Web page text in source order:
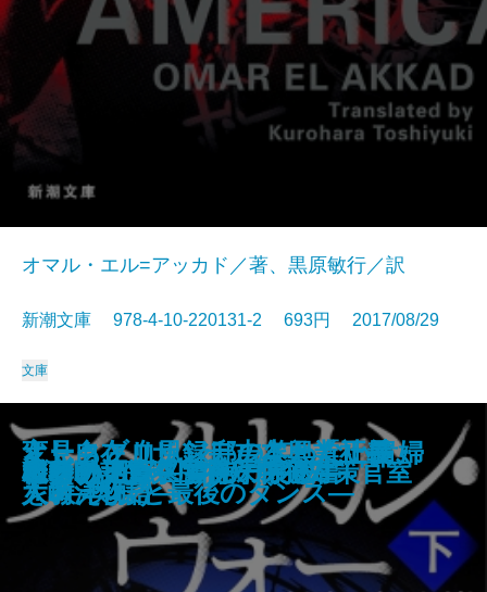
似たものどうし―慶次郎縁側日記
傑作選―
長女たち
日本の敵
冬を待つ城
螺旋の手術室
べんけい飛脚
邪馬台国と黄泉の森―醍醐真司の
博覧推理ファイル―
冷蔵庫を抱きしめて
濡れ衣の女―大江戸人情見立て帖
―
アメリカン・ウォー〔上〕
オマル・エル=アッカド／著、黒原敏行／訳
新潮文庫 978-4-10-220131-2 693円 2017/08/29
文庫
アメリカン・ウォー〔下〕
ねじの回転
R.E.D. 警察庁特殊防犯対策官室
ヴァチカン図書館の裏蔵書
オークブリッジ邸の笑わない貴婦
人3―奥様と最後のダンス―
変見自在 サンデルよ、「正義」
を教えよう
老老戦記
機巧のイヴ
水葬の迷宮―警視庁特捜7―
よしもと血風録―吉本興業社長・
大崎洋物語―